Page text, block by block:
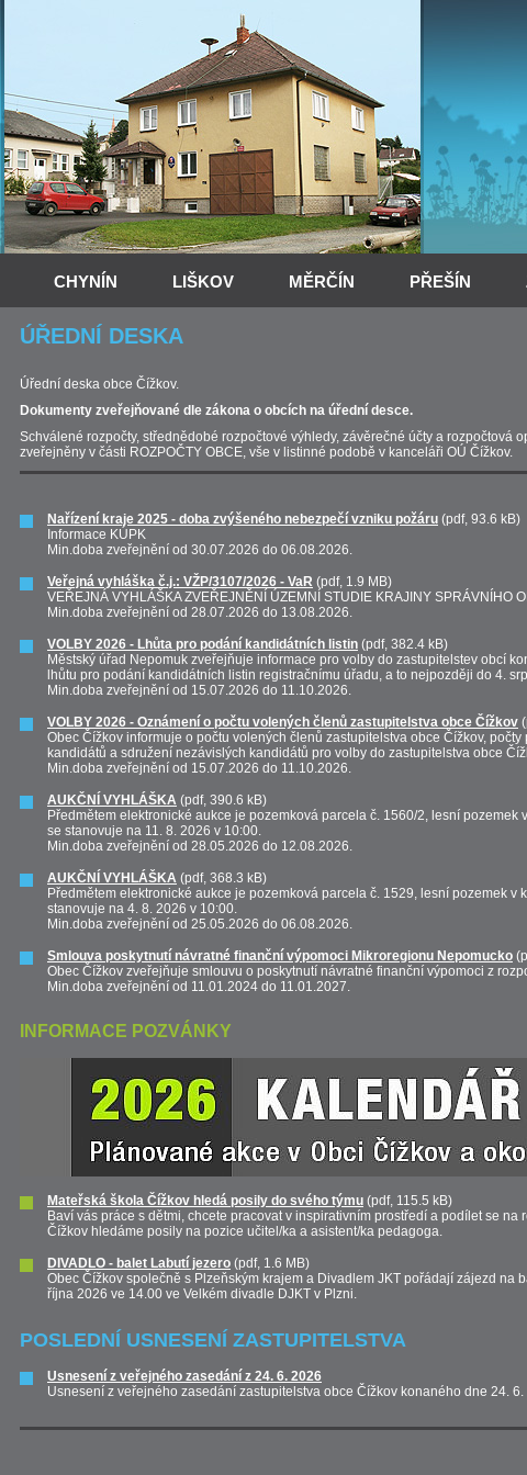
CHYNÍN LIŠKOV MĚRČÍN PŘEŠÍN
ÚŘEDNÍ DESKA
Úřední deska obce Čížkov.
Dokumenty zveřejňované dle zákona o obcích na úřední desce.
Schválené rozpočty, střednědobé rozpočtové výhledy, závěrečné účty a rozpočtová
zveřejněny v části ROZPOČTY OBCE, vše v listinné podobě v kanceláři OÚ Čížkov.
Nařízení kraje 2025 - doba zvýšeného nebezpečí vzniku požáru (pdf, 93.6 kB)
Informace KÚPK
Min.doba zveřejnění od 30.07.2026 do 06.08.2026.
Veřejná vyhláška č.j.: VŽP/3107/2026 - VaR (pdf, 1.9 MB)
VEŘEJNÁ VYHLÁŠKA ZVEŘEJNĚNÍ ÚZEMNÍ STUDIE KRAJINY SPRÁVNÍHO
Min.doba zveřejnění od 28.07.2026 do 13.08.2026.
VOLBY 2026 - Lhůta pro podání kandidátních listin (pdf, 382.4 kB)
Městský úřad Nepomuk zveřejňuje informace pro volby do zastupitelstev obcí
lhůtu pro podání kandidátních listin registračnímu úřadu, a to nejpozději do 4.
Min.doba zveřejnění od 15.07.2026 do 11.10.2026.
VOLBY 2026 - Oznámení o počtu volených členů zastupitelstva obce Čížkov
Obec Čížkov informuje o počtu volených členů zastupitelstva obce Čížkov,
kandidátů a sdružení nezávislých kandidátů pro volby do zastupitelstva obce
Min.doba zveřejnění od 15.07.2026 do 11.10.2026.
AUKČNÍ VYHLÁŠKA (pdf, 390.6 kB)
Předmětem elektronické aukce je pozemková parcela č. 1560/2, lesní pozemek
se stanovuje na 11. 8. 2026 v 10:00.
Min.doba zveřejnění od 28.05.2026 do 12.08.2026.
AUKČNÍ VYHLÁŠKA (pdf, 368.3 kB)
Předmětem elektronické aukce je pozemková parcela č. 1529, lesní pozemek v
stanovuje na 4. 8. 2026 v 10:00.
Min.doba zveřejnění od 25.05.2026 do 06.08.2026.
Smlouva poskytnutí návratné finanční výpomoci Mikroregionu Nepomucko
Obec Čížkov zveřejňuje smlouvu o poskytnutí návratné finanční výpomoci z
Min.doba zveřejnění od 11.01.2024 do 11.01.2027.
INFORMACE POZVÁNKY
Mateřská škola Čížkov hledá posily do svého týmu (pdf, 115.5 kB)
Baví vás práce s dětmi, chcete pracovat v inspirativním prostředí a podílet se
Čížkov hledáme posily na pozice učitel/ka a asistent/ka pedagoga.
DIVADLO - balet Labutí jezero (pdf, 1.6 MB)
Obec Čížkov společně s Plzeňským krajem a Divadlem JKT pořádají zájezd na
října 2026 ve 14.00 ve Velkém divadle DJKT v Plzni.
POSLEDNÍ USNESENÍ ZASTUPITELSTVA
Usnesení z veřejného zasedání z 24. 6. 2026
Usnesení z veřejného zasedání zastupitelstva obce Čížkov konaného dne 24.